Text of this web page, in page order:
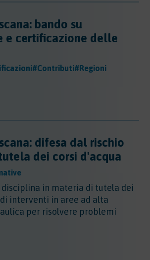
bando su
e certificazione delle
#Contributi#Regioni
difesa dal rischio
dei corsi d'acqua
disciplina in materia di tutela dei
interventi in aree ad alta
per risolvere problemi